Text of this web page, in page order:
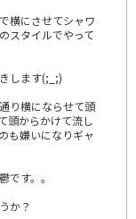
横にさせてシャワ
スタイルでやって
します(;_;)
り横にならせて頭
頭からかけて流し
も嫌いになりギャ
す。。
か？